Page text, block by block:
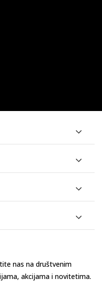
nas na društvenim
akcijama i novitetima.